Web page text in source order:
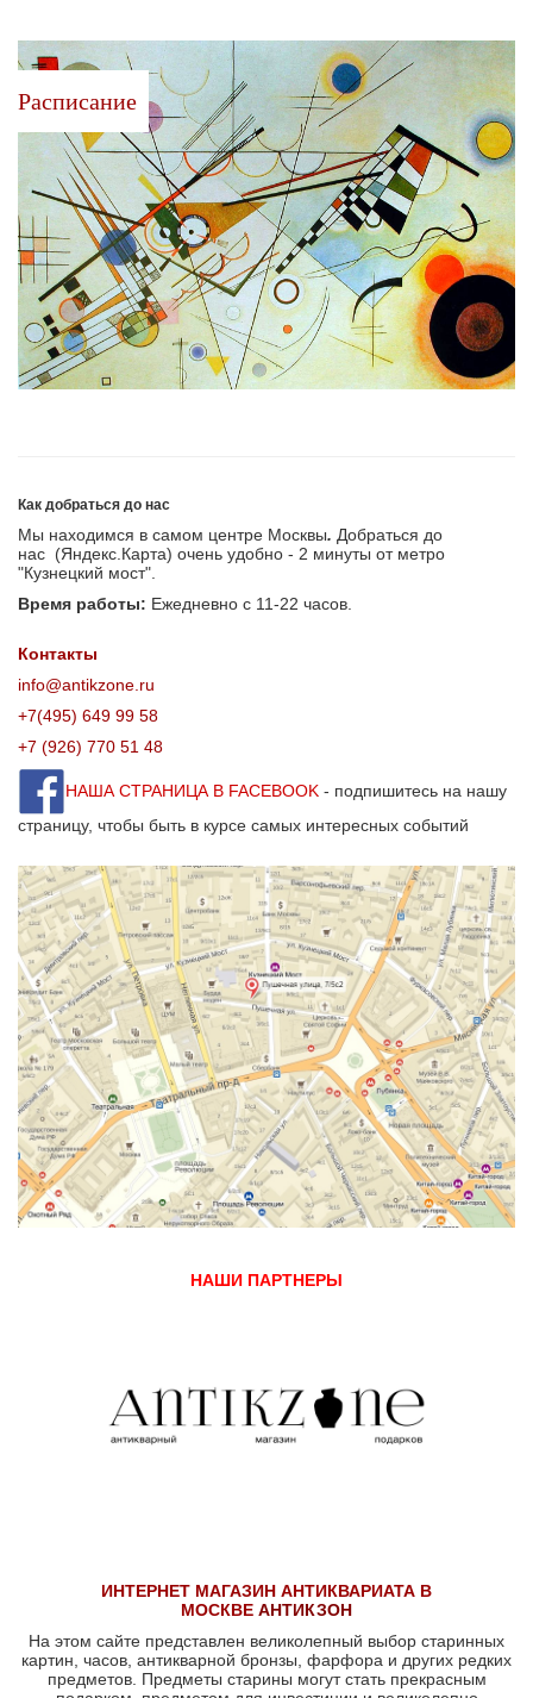
Расписание
Как добраться до нас
Мы находимся в самом центре Москвы. Добраться до
нас (Яндекс.Карта) очень удобно - 2 минуты от метро
"Кузнецкий мост".
Время работы: Ежедневно с 11-22 часов.
Контакты
info@antikzone.ru
+7(495) 649 99 58
+7 (926) 770 51 48
НАША СТРАНИЦА В FACEBOOK - подпишитесь на нашу
страницу, чтобы быть в курсе самых интересных событий
НАШИ ПАРТНЕРЫ
ИНТЕРНЕТ МАГАЗИН АНТИКВАРИАТА В
МОСКВЕ АНТИКЗОН
На этом сайте представлен великолепный выбор старинных
картин, часов, антикварной бронзы, фарфора и других редких
предметов. Предметы старины могут стать прекрасным